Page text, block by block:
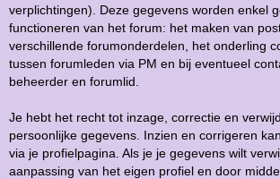
verplichtingen). Deze gegevens worden enkel
functioneren van het forum: het maken van
verschillende forumonderdelen, het onderling
tussen forumleden via PM en bij eventueel
beheerder en forumlid.
Je hebt het recht tot inzage, correctie en
persoonlijke gegevens. Inzien en corrigeren
via je profielpagina. Als je je gegevens wilt
aanpassing van het eigen profiel en door